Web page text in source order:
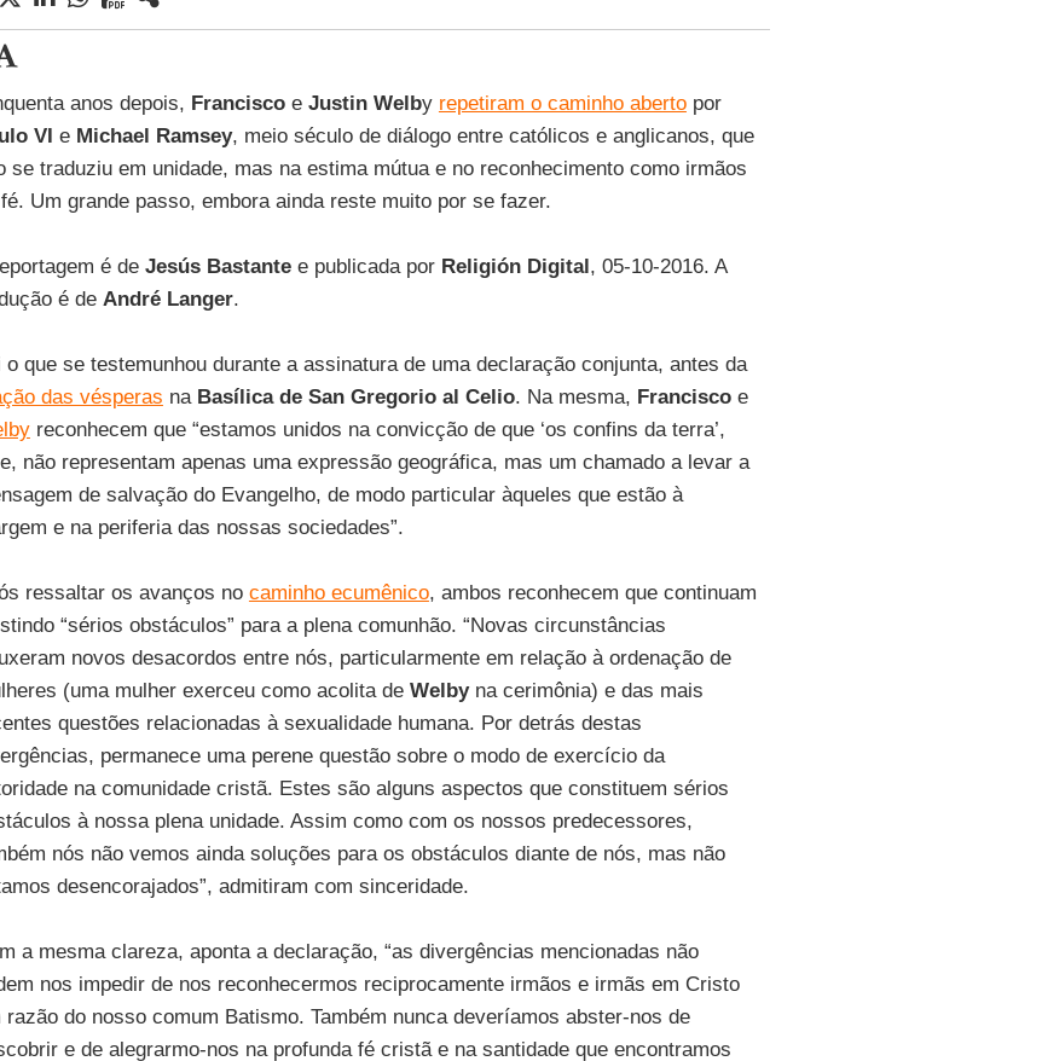
anos depois, Franciscoe Justin Welby repetiram o caminho abertopor
VI e Michael Ramsey, meio século de diálogo entre católicos e anglicanos, que
se traduziu em unidade, mas na estima mútua e no reconhecimento como irmãos
Um grande passo, embora ainda reste muito por se fazer.
é de Jesús Bastantee publicada por Religión Digital, 05-10-2016. A
é de André Langer.
o que se testemunhou durante a assinatura de uma declaração conjunta, antes da
das vésperas na Basílica de San Gregorio al Celio. Na mesma, Franciscoe
reconhecem que “estamos unidos na convicção de que ‘os confins da terra’,
não representam apenas uma expressão geográfica, mas um chamado a levar a
de salvação do Evangelho, de modo particular àqueles que estão à
e na periferia das nossas sociedades”.
ressaltar os avanços no caminho ecumênico, ambos reconhecem que continuam
“sérios obstáculos” para a plena comunhão. “Novas circunstâncias
novos desacordos entre nós, particularmente em relação à ordenação de
(uma mulher exerceu como acolita de Welbyna cerimônia) e das mais
questões relacionadas à sexualidade humana. Por detrás destas
permanece uma perene questão sobre o modo de exercício da
na comunidade cristã. Estes são alguns aspectos que constituem sérios
à nossa plena unidade. Assim como com os nossos predecessores,
nós não vemos ainda soluções para os obstáculos diante de nós, mas não
desencorajados”, admitiram com sinceridade.
a mesma clareza, aponta a declaração, “as divergências mencionadas não
nos impedir de nos reconhecermos reciprocamente irmãos e irmãs em Cristo
razão do nosso comum Batismo. Também nunca deveríamos abster-nos de
e de alegrarmo-nos na profunda fé cristã e na santidade que encontramos